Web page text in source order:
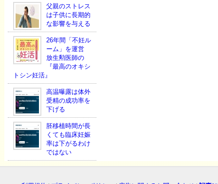
父親のストレス
は子供に長期的
な影響を与える
26年間「不妊ル
ーム」を運営
放生勲医師の
『最高のオキシ
トシン妊活』
高温曝露は体外
受精の成功率を
下げる
胚移植時間が長
くても臨床妊娠
率は下がるわけ
ではない